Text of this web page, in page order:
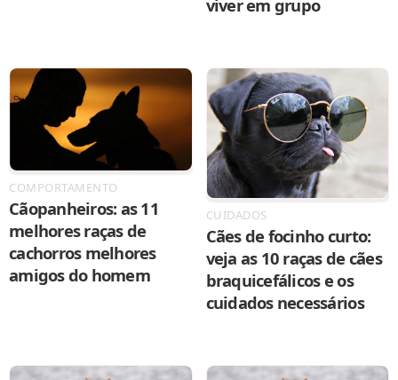
viver em grupo
COMPORTAMENTO
Cãopanheiros: as 11
melhores raças de
cachorros melhores
amigos do homem
CUIDADOS
Cães de focinho curto:
veja as 10 raças de cães
braquicefálicos e os
cuidados necessários